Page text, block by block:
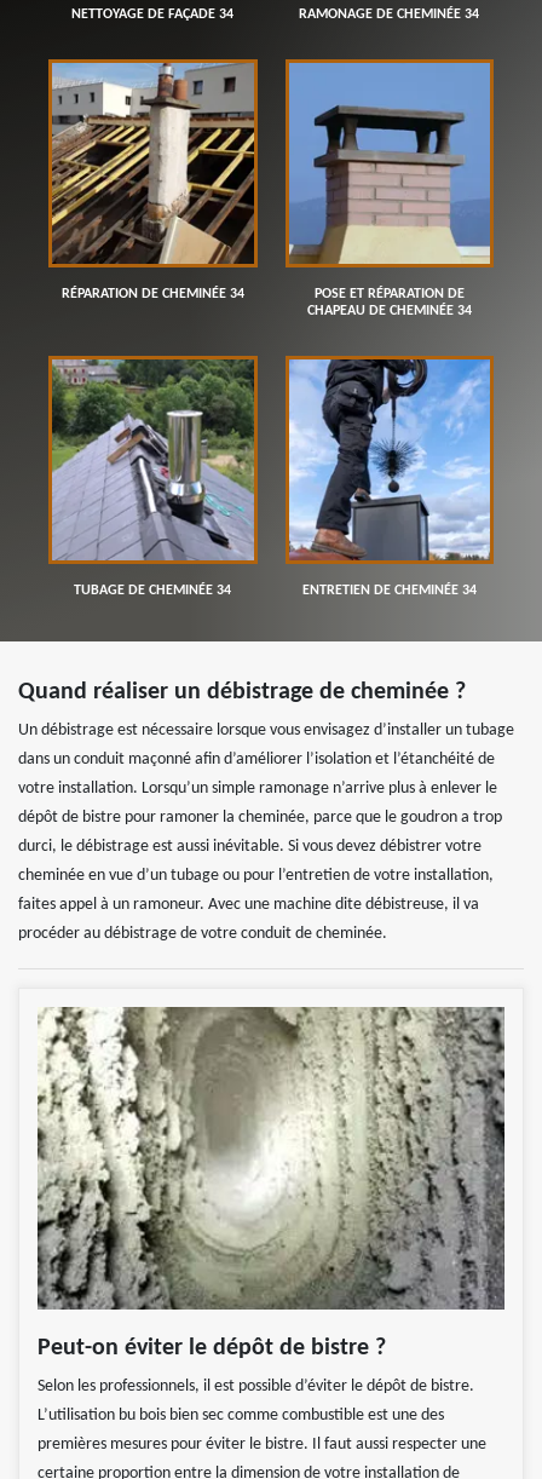
NETTOYAGE DE FAÇADE 34 RAMONAGE DE CHEMINÉE 34
RÉPARATION DE CHEMINÉE 34
POSE ET RÉPARATION DE
CHAPEAU DE CHEMINÉE 34
TUBAGE DE CHEMINÉE 34 ENTRETIEN DE CHEMINÉE 34
Quand réaliser un débistrage de cheminée ?
Un débistrage est nécessaire lorsque vous envisagez d’installer un tubage
dans un conduit maçonné afin d’améliorer l’isolation et l’étanchéité de
votre installation. Lorsqu’un simple ramonage n’arrive plus à enlever le
dépôt de bistre pour ramoner la cheminée, parce que le goudron a trop
durci, le débistrage est aussi inévitable. Si vous devez débistrer votre
cheminée en vue d’un tubage ou pour l’entretien de votre installation,
faites appel à un ramoneur. Avec une machine dite débistreuse, il va
procéder au débistrage de votre conduit de cheminée.
Peut-on éviter le dépôt de bistre ?
Selon les professionnels, il est possible d’éviter le dépôt de bistre.
L’utilisation bu bois bien sec comme combustible est une des
premières mesures pour éviter le bistre. Il faut aussi respecter une
certaine proportion entre la dimension de votre installation de